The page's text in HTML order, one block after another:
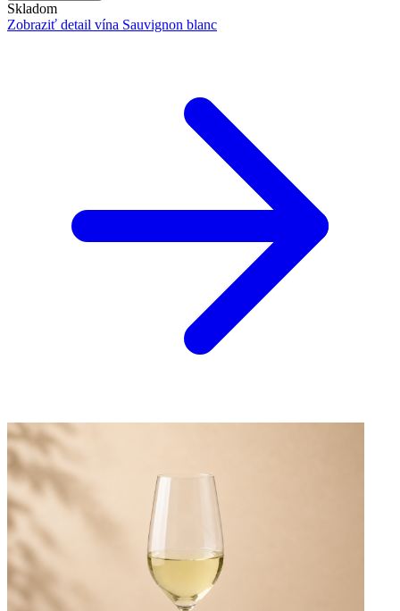
Skladom
Zobraziť detail vína Sauvignon blanc